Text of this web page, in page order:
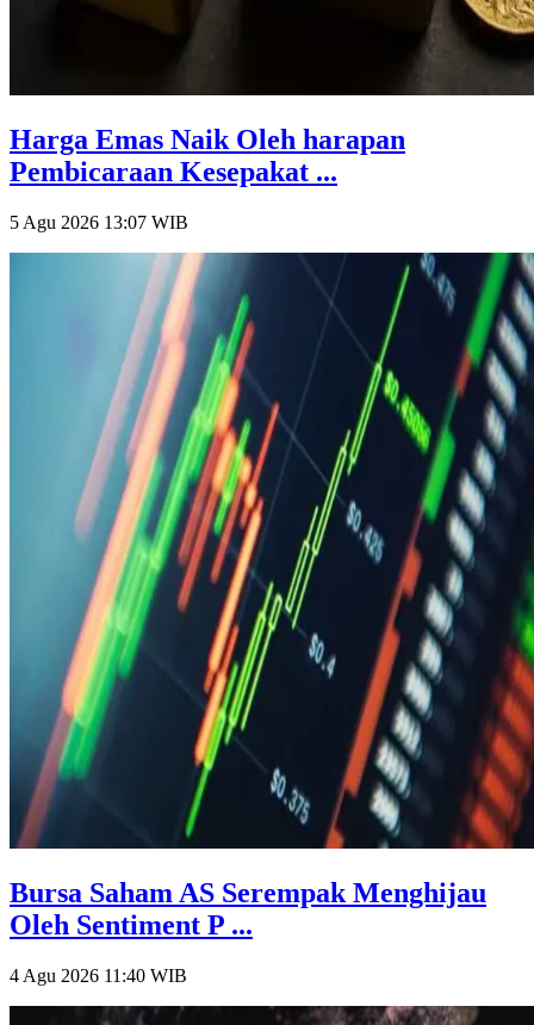
Harga Emas Naik Oleh harapan
Pembicaraan Kesepakat ...
5 Agu 2026 13:07 WIB
Bursa Saham AS Serempak Menghijau
Oleh Sentiment P ...
4 Agu 2026 11:40 WIB